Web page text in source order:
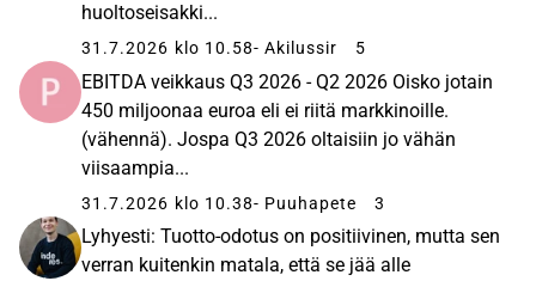
huoltoseisakki...
31.7.2026 klo 10.58- Akilussir 5
EBITDA veikkaus Q3 2026 - Q2 2026 Oisko jotain
450 miljoonaa euroa eli ei riitä markkinoille.
(vähennä). Jospa Q3 2026 oltaisiin jo vähän
viisaampia...
31.7.2026 klo 10.38- Puuhapete 3
Lyhyesti: Tuotto-odotus on positiivinen, mutta sen
verran kuitenkin matala, että se jää alle